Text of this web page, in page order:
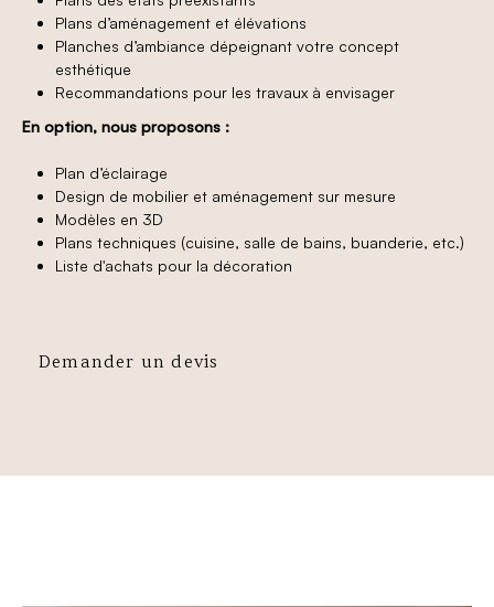
Plans d’aménagement et élévations
Planches d’ambiance dépeignant votre concept
esthétique
Recommandations pour les travaux à envisager
En option, nous proposons :
Plan d’éclairage
Design de mobilier et aménagement sur mesure
Modèles en 3D
Plans techniques (cuisine, salle de bains, buanderie, etc.)
Liste d'achats pour la décoration
Demander un devis